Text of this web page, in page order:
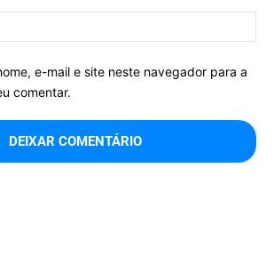
e-mail e site neste navegador para a
comentar.